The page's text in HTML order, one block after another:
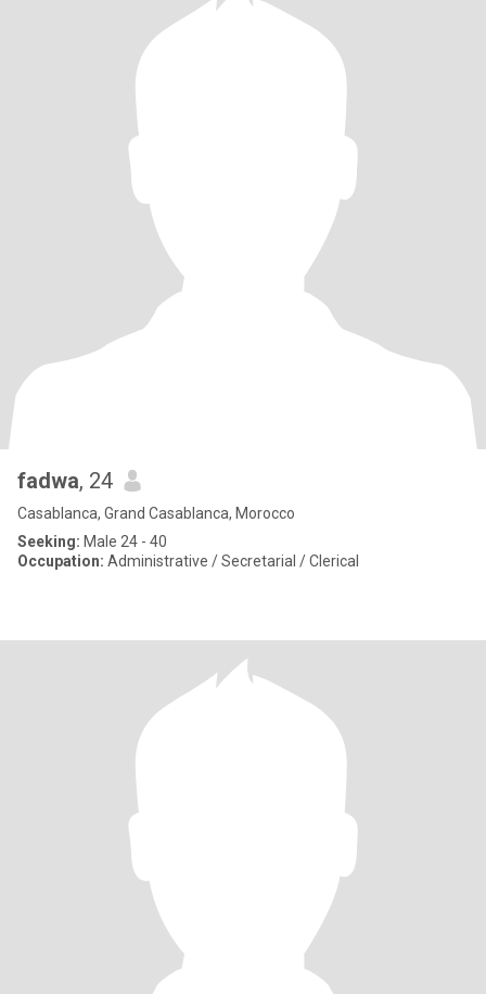
fadwa, 24
Casablanca, Grand Casablanca, Morocco
Seeking: Male 24 - 40
Occupation: Administrative / Secretarial / Clerical